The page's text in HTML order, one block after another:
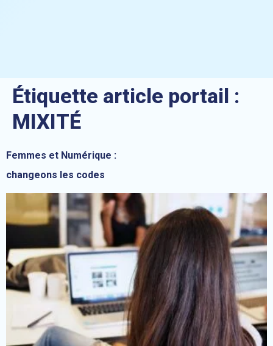
Étiquette article portail :
MIXITÉ
Femmes et Numérique :
changeons les codes